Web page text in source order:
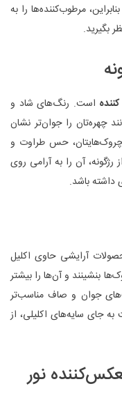
مرطوب‌کننده‌ها را به
بگیرید.
است. رنگ‌های شاد و
چهره‌تان را جوان‌تر نشان
حس طراوت و
آن را به آرامی روی
داشته باشد.
آرایشی حاوی اکلیل
بنشینند و آن‌ها را بیشتر
جوان و صاف مناسب‌تر
بهتر است به جای سایه‌های اکلیلی، از